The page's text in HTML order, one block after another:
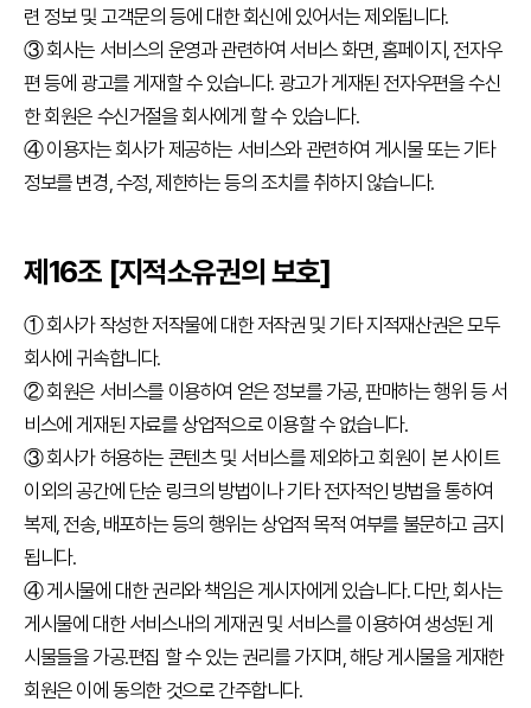
련 정보 및 고객문의 등에 대한 회신에 있어서는 제외됩니다.
③ 회사는 서비스의 운영과 관련하여 서비스 화면, 홈페이지, 전자우
편 등에 광고를 게재할 수 있습니다. 광고가 게재된 전자우편을 수신
한 회원은 수신거절을 회사에게 할 수 있습니다.
④ 이용자는 회사가 제공하는 서비스와 관련하여 게시물 또는 기타
정보를 변경, 수정, 제한하는 등의 조치를 취하지 않습니다.
제16조 [지적소유권의 보호]
① 회사가 작성한 저작물에 대한 저작권 및 기타 지적재산권은 모두
회사에 귀속합니다.
② 회원은 서비스를 이용하여 얻은 정보를 가공, 판매하는 행위 등 서
비스에 게재된 자료를 상업적으로 이용할 수 없습니다.
③ 회사가 허용하는 콘텐츠 및 서비스를 제외하고 회원이 본 사이트
이외의 공간에 단순 링크의 방법이나 기타 전자적인 방법을 통하여
복제, 전송, 배포하는 등의 행위는 상업적 목적 여부를 불문하고 금지
됩니다.
④ 게시물에 대한 권리와 책임은 게시자에게 있습니다. 다만, 회사는
게시물에 대한 서비스내의 게재권 및 서비스를 이용하여 생성된 게
시물들을 가공.편집 할 수 있는 권리를 가지며, 해당 게시물을 게재한
회원은 이에 동의한 것으로 간주합니다.